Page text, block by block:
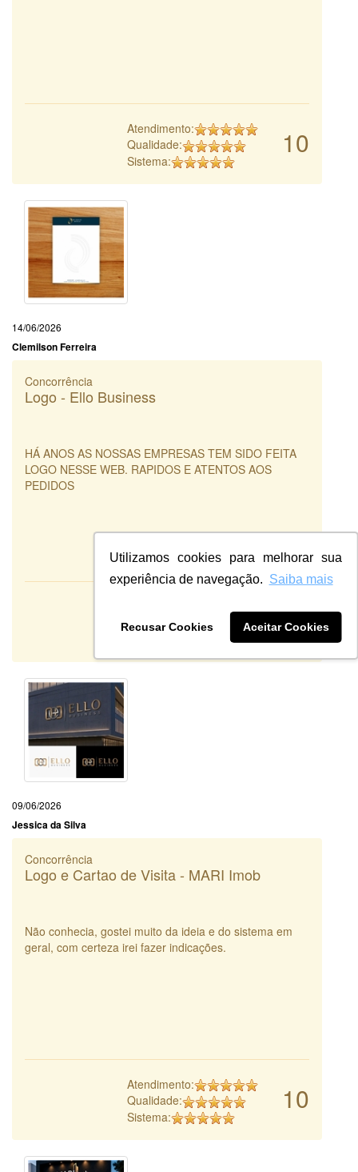
Utilizamos cookies para melhorar sua
experiência de navegação. Saiba mais
Recusar Cookies Aceitar Cookies
10
Atendimento:
Qualidade:
Sistema:
14/06/2026
Clemilson Ferreira
Concorrência
Logo - Ello Business
HÁ ANOS AS NOSSAS EMPRESAS TEM SIDO FEITA
LOGO NESSE WEB. RAPIDOS E ATENTOS AOS
PEDIDOS
10
Qualidade:
09/06/2026
Jessica da Silva
Concorrência
Logo e Cartao de Visita - MARI Imob
Não conhecia, gostei muito da ideia e do sistema em
geral, com certeza irei fazer indicações.
10
Atendimento:
Qualidade:
Sistema: